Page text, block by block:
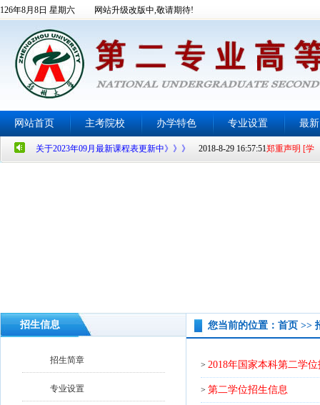
126年8月8日 星期六 网站升级改版中,敬请期待!
网站首页 主考院校 办学特色 专业设置 最
关于2023年09月最新课程表更新中》》》2018-8-29 16:57:51郑重声明 [学
生及家长必看]
2013-10-9 11:37:34
关于2023年09月最新课程表更新中》》》
2018-8-29 16:57:51郑重声明 [学
生及家长必看]2013-10-9 11:37:34
招生信息
招生简章
专业设置
您当前的位置：首页 >>
> 2018年国家本科第二学
> 第二学位招生信息